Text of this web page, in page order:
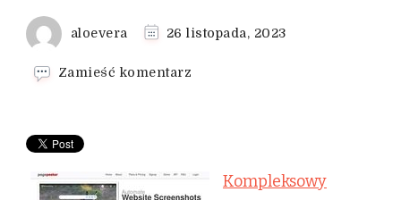
aloevera 26 listopada, 2023
Zamieść komentarz
Kompleksowy